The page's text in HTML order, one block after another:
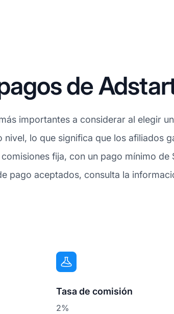
de
importantes a considerar al elegir
nivel, lo que significa que los afiliados
fija, con un pago mínimo
pago aceptados, consulta la
Tasa de comisión
2%